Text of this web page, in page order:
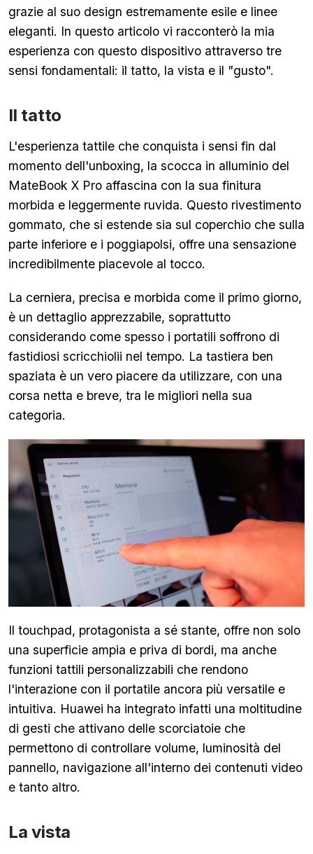
grazie al suo design estremamente esile e linee
eleganti. In questo articolo vi racconterò la mia
esperienza con questo dispositivo attraverso tre
sensi fondamentali: il tatto, la vista e il "gusto".
Il tatto
L'esperienza tattile che conquista i sensi fin dal
momento dell'unboxing, la scocca in alluminio del
MateBook X Pro affascina con la sua finitura
morbida e leggermente ruvida. Questo rivestimento
gommato, che si estende sia sul coperchio che sulla
parte inferiore e i poggiapolsi, offre una sensazione
incredibilmente piacevole al tocco.
La cerniera, precisa e morbida come il primo giorno,
è un dettaglio apprezzabile, soprattutto
considerando come spesso i portatili soffrono di
fastidiosi scricchiolii nel tempo. La tastiera ben
spaziata è un vero piacere da utilizzare, con una
corsa netta e breve, tra le migliori nella sua
categoria.
Il touchpad, protagonista a sé stante, offre non solo
una superficie ampia e priva di bordi, ma anche
funzioni tattili personalizzabili che rendono
l'interazione con il portatile ancora più versatile e
intuitiva. Huawei ha integrato infatti una moltitudine
di gesti che attivano delle scorciatoie che
permettono di controllare volume, luminosità del
pannello, navigazione all'interno dei contenuti video
e tanto altro.
La vista